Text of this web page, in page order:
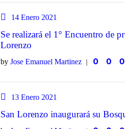
14 Enero 2021
Se realizará el 1° Encuentro de
Lorenzo
by Jose Emanuel Martinez 0 0 0
13 Enero 2021
San Lorenzo inaugurará su